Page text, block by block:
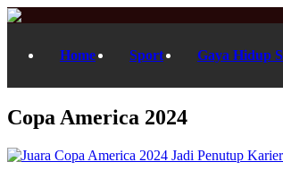
Home Sport Gaya Hidup
Copa America 2024